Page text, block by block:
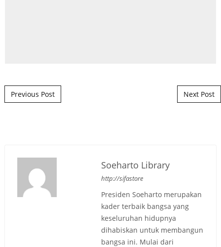
Post navigation
Previous Post Next Post
Soeharto Library
http://sifastore
Presiden Soeharto merupakan
kader terbaik bangsa yang
keseluruhan hidupnya
dihabiskan untuk membangun
bangsa ini. Mulai dari